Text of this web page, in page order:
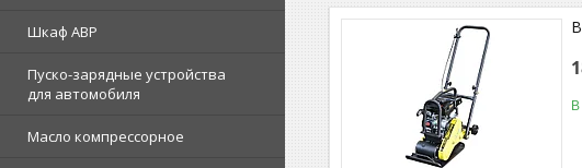
Шкаф АВР
Пуско-зарядные устройства
для автомобиля
Масло компрессорное
В